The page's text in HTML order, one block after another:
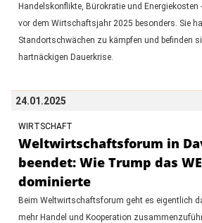
Handelskonflikte, Bürokratie und Energiekosten
vor dem Wirtschaftsjahr 2025 besonders. Sie
Standortschwächen zu kämpfen und befinden
hartnäckigen Dauerkrise.
24.01.2025
WIRTSCHAFT
Weltwirtschaftsforum in
beendet: Wie Trump das
dominierte
Beim Weltwirtschaftsforum geht es eigentlich
mehr Handel und Kooperation